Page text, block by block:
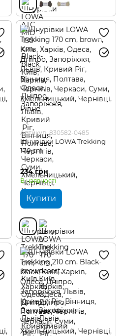
Артикул: 830582-0485
Шнурівки LOWA Trekking
170 cm
234 грн
В наявності
Купити